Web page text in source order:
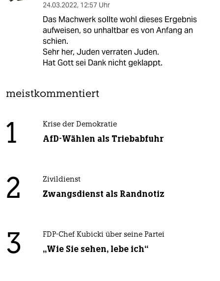
24.03.2022, 12:57 Uhr
Das Machwerk sollte wohl dieses Ergebnis
aufweisen, so unhaltbar es von Anfang an
schien.
Sehr her, Juden verraten Juden.
Hat Gott sei Dank nicht geklappt.
meistkommentiert
1 Krise der Demokratie
AfD-Wählen als Triebabfuhr
2 Zivildienst
Zwangsdienst als Randnotiz
3 FDP-Chef Kubicki über seine Partei
„Wie Sie sehen, lebe ich“